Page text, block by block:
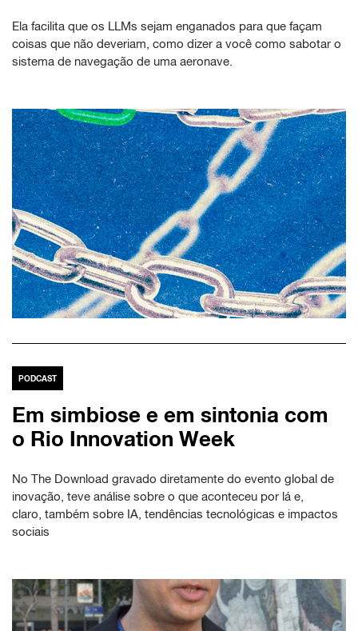
Ela facilita que os LLMs sejam enganados para que façam
coisas que não deveriam, como dizer a você como sabotar o
sistema de navegação de uma aeronave.
PODCAST
Em simbiose e em sintonia com
o Rio Innovation Week
No The Download gravado diretamente do evento global de
inovação, teve análise sobre o que aconteceu por lá e,
claro, também sobre IA, tendências tecnológicas e impactos
sociais